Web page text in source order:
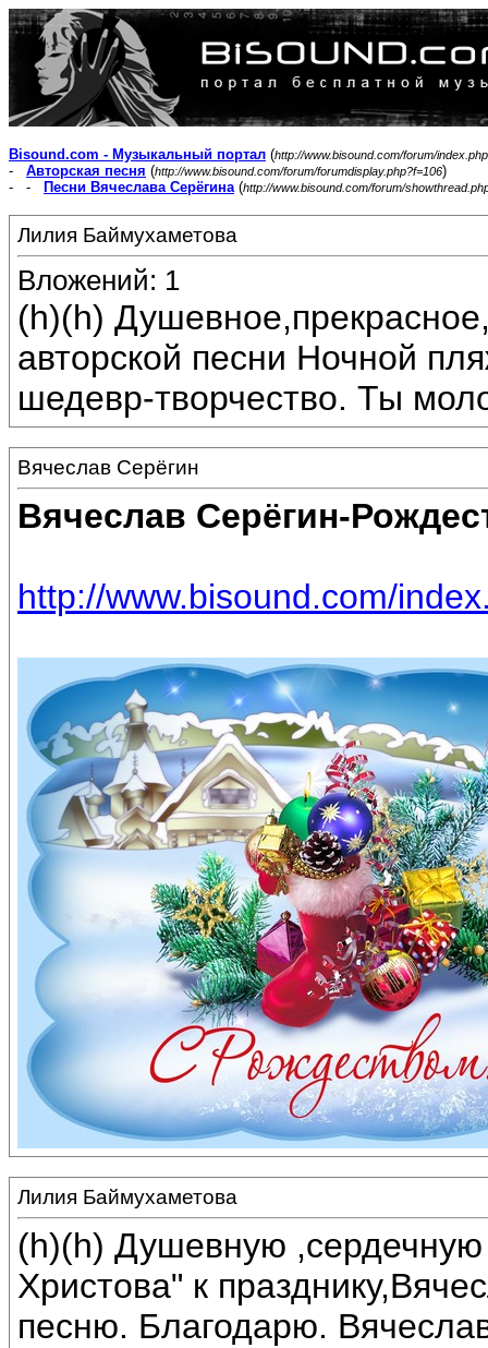
Bisound.com - Музыкальный портал (http://www.bisound.com/forum/index.php
- Авторская песня (http://www.bisound.com/forum/forumdisplay.php?f=106)
- -
Песни Вячеслава Серёгина(http://www.bisound.com/forum/
Лилия Баймухаметова
Вложений: 1
(h)(h)
авторской песни Ночной
шедевр-творчество. Ты
Вячеслав Серёгин
Вячеслав Серёгин-
http://www.bisound.com/
Лилия Баймухаметова
(h)(h) Душевную
Христова" к
песню. Благодарю.